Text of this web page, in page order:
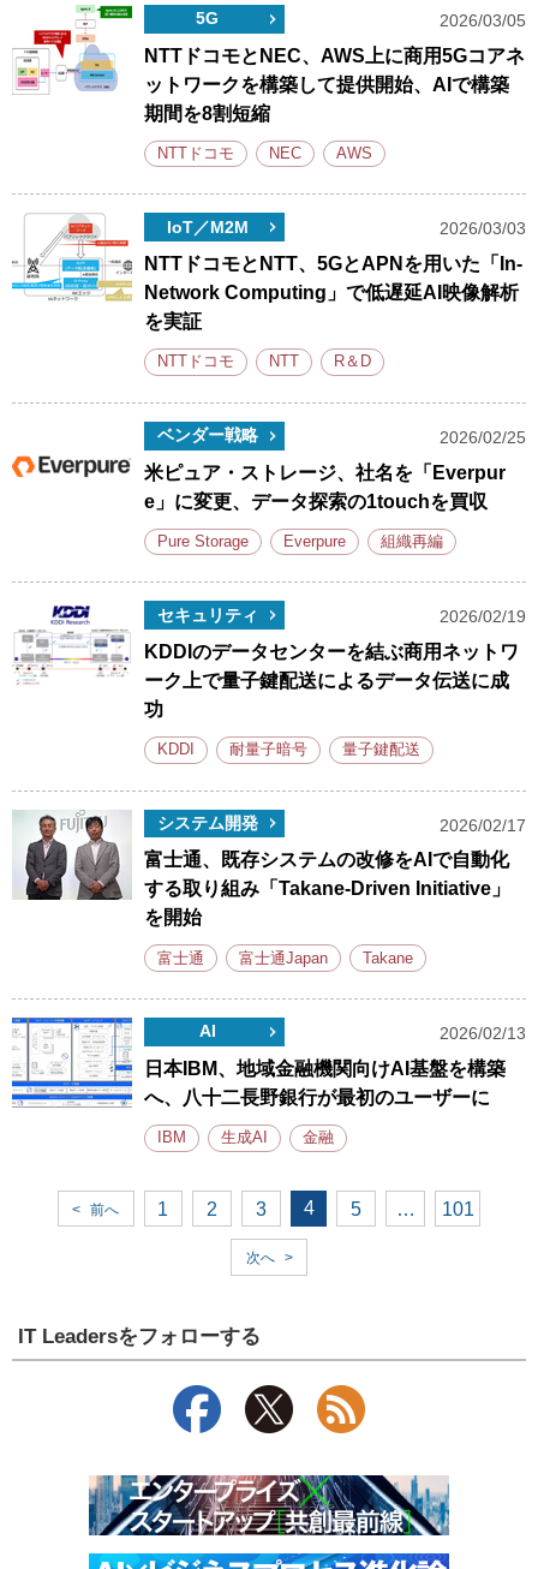
5G 2026/03/05
NTTドコモとNEC、AWS上に商用5Gコアネ
ットワークを構築して提供開始、AIで構築
期間を8割短縮
NTTドコモ NEC AWS
IoT／M2M 2026/03/03
NTTドコモとNTT、5GとAPNを用いた「In-
Network Computing」で低遅延AI映像解析
を実証
NTTドコモ NTT R＆D
ベンダー戦略 2026/02/25
米ピュア・ストレージ、社名を「Everpur
e」に変更、データ探索の1touchを買収
Pure Storage Everpure 組織再編
セキュリティ 2026/02/19
KDDIのデータセンターを結ぶ商用ネットワ
ーク上で量子鍵配送によるデータ伝送に成
功
KDDI 耐量子暗号 量子鍵配送
システム開発 2026/02/17
富士通、既存システムの改修をAIで自動化
する取り組み「Takane-Driven Initiative」
を開始
富士通 富士通Japan Takane
AI 2026/02/13
日本IBM、地域金融機関向けAI基盤を構築
へ、八十二長野銀行が最初のユーザーに
IBM 生成AI 金融
< 前へ 1 2 3 4 5 … 101
次へ >
IT Leadersをフォローする